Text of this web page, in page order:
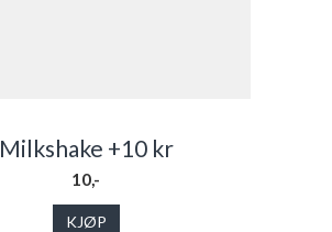
Milkshake +10 kr
10,-
KJØP